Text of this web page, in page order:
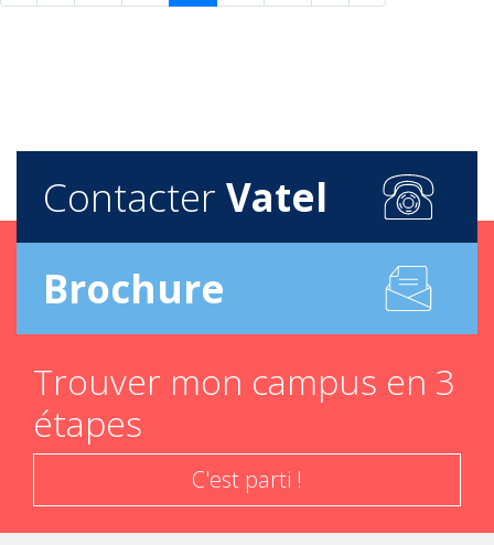
Contacter Vatel
Brochure
Trouver mon campus en 3
étapes
C'est parti !